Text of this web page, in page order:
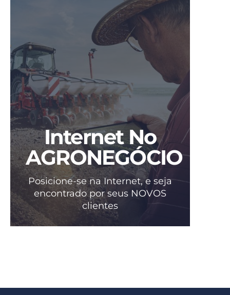
Internet No
AGRONEGÓCIO
Posicione-se na Internet, e seja
encontrado por seus NOVOS
clientes